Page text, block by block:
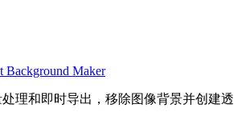
Background Maker
理和即时导出，移除图像背景并创建透